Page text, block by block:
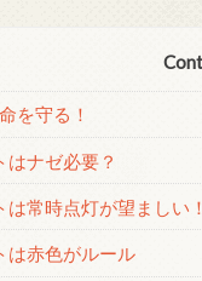
を守る！
はナゼ必要？
は常時点灯が望ましい
は赤色がルール